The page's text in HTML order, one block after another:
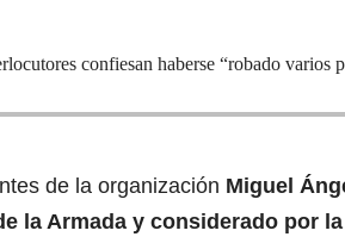
confiesan haberse “robado varios
de la organización Miguel
la Armada y considerado por